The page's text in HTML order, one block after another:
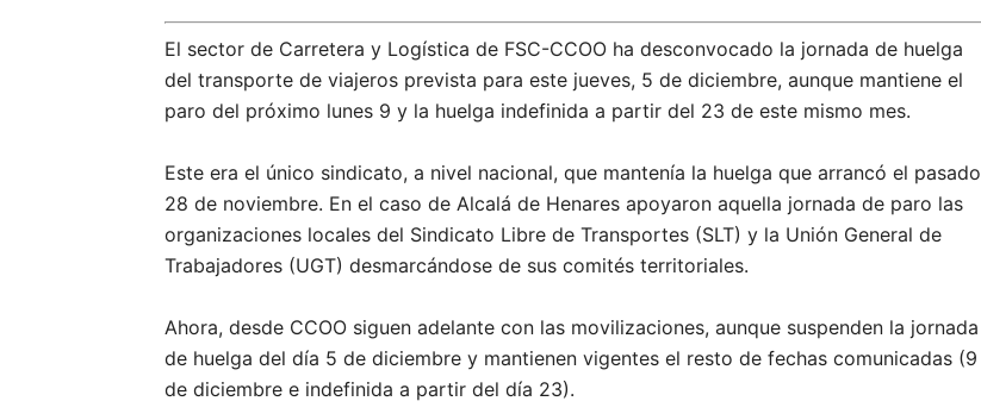
El sector de Carretera y Logística de FSC-CCOO ha desconvocado la jornada de huelga
del transporte de viajeros prevista para este jueves, 5 de diciembre, aunque mantiene el
paro del próximo lunes 9 y la huelga indefinida a partir del 23 de este mismo mes.
Este era el único sindicato, a nivel nacional, que mantenía la huelga que arrancó el pasado
28 de noviembre. En el caso de Alcalá de Henares apoyaron aquella jornada de paro las
organizaciones locales del Sindicato Libre de Transportes (SLT) y la Unión General de
Trabajadores (UGT) desmarcándose de sus comités territoriales.
Ahora, desde CCOO siguen adelante con las movilizaciones, aunque suspenden la jornada
de huelga del día 5 de diciembre y mantienen vigentes el resto de fechas comunicadas (9
de diciembre e indefinida a partir del día 23).